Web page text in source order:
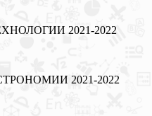
2021-2022
2021-2022